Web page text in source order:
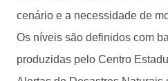
cenário e a necessidade de
Os níveis são definidos com
produzidas pelo Centro